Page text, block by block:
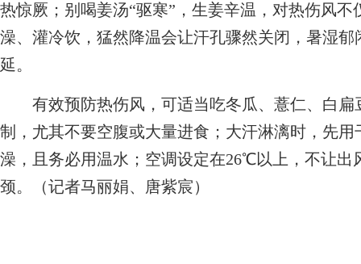
热惊厥；别喝姜汤“驱寒”，生姜辛温，对热伤风
澡、灌冷饮，猛然降温会让汗孔骤然关闭，暑湿
延。
有效预防热伤风，可适当吃冬瓜、薏仁、白扁
制，尤其不要空腹或大量进食；大汗淋漓时，先
澡，且务必用温水；空调设定在26℃以上，不让出
颈。（记者马丽娟、唐紫宸）